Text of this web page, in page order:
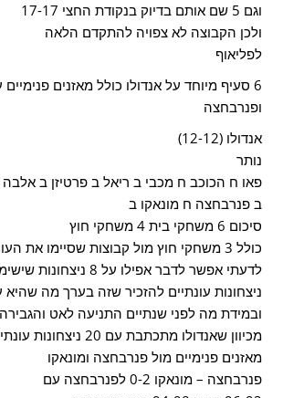
וגם 5 שם אותם בדיוק בנקודת החצי 17-17
ולכן הקבוצה לא צפויה להתקדם הלאה
לפליאוף
6 סעיף מיוחד על אנדולו כולל מאזנים
ופנרבחצה
אנדולו (12-12)
נותר
פאו ח הכוכב ח מכבי ב ריאל ב פרטיזן ב אלבה
ב פנרבחצה ח מונאקו ב
סיכום 6 משחקי בית 4 משחקי חוץ
כולל 3 משחקי חוץ מול קבוצות שסיימו את העונה
ניצחונות עונתיים להזכיר שזה בערך מה
ובמידת מה לפני שנתיים התניעה לאט
מכיוון שאנדולו מתכתבת עם
מאזנים פנימיים מול פנרבחצה ומונאקו
פנרבחצה – מונאקו 0-2 לפנרבחצה עם